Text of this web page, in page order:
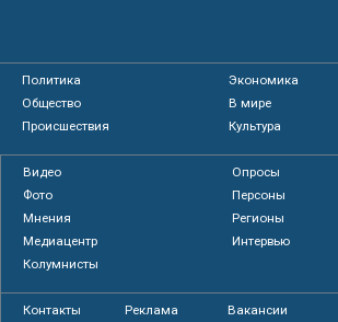
Политика
Экономика
Общество
В мире
Происшествия
Культура
Видео
Опросы
Фото
Персоны
Мнения
Регионы
Медиацентр
Интервью
Колумнисты
Контакты Реклама Вакансии